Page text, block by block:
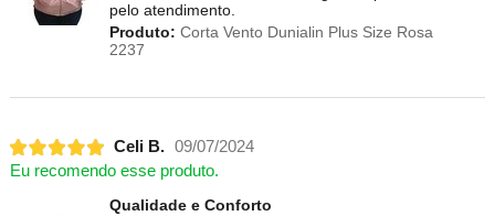
pelo atendimento.
Produto: Corta Vento Dunialin Plus Size Rosa
2237
Celi B. 09/07/2024
Eu recomendo esse produto.
Qualidade e Conforto